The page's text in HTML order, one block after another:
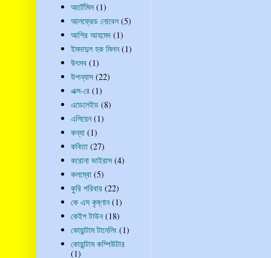
আর্টেমিস (1)
আলফ্রেড নোবেল (5)
আশির আহমেদ (1)
ইমদাদুল হক মিলন (1)
উৎসব (1)
উপন্যাস (22)
এক্স-রে (1)
এডেলেইড (8)
এলিয়েন (1)
কন্যা (1)
কবিতা (27)
করোনা ভাইরাস (4)
কলম্বো (5)
কুরি পরিবার (22)
কে এস কৃষ্ণান (1)
কেইপ টাউন (18)
কোয়ান্টাম টানেলিং (1)
কোয়ান্টাম কম্পিউটার
(1)